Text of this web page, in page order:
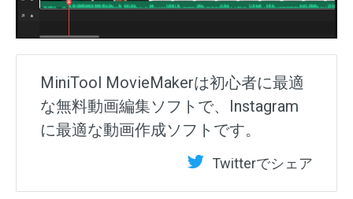
MiniTool MovieMakerは初心者に最適
な無料動画編集ソフトで、Instagram
に最適な動画作成ソフトです。
Twitterでシェア